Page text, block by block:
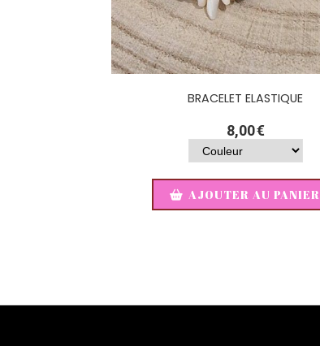
BRACELET ELASTIQUE
8,00€
AJOUTER AU PANIER